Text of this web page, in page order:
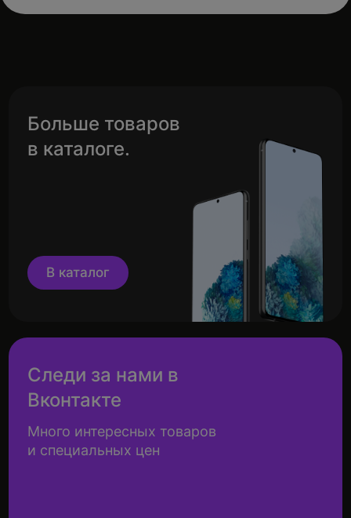
Больше товаров
в каталоге.
В каталог
Следи за нами в
Вконтакте
Много интересных товаров
и специальных цен